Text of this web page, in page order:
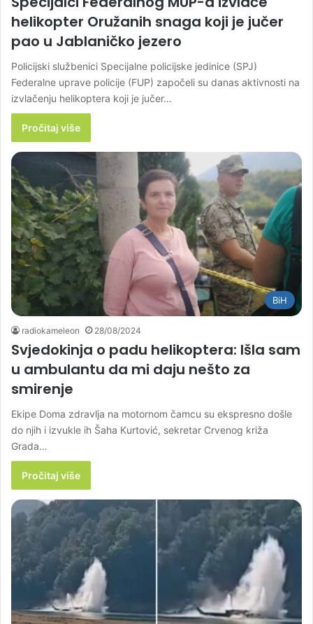
helikopter Oružanih snaga koji je jučer
pao u Jablaničko jezero
Policijski službenici Specijalne policijske jedinice (SPJ)
Federalne uprave policije (FUP) započeli su danas aktivnosti na
izvlačenju helikoptera koji je jučer…
Pročitaj više
BiH
radiokameleon 28/08/2024
Svjedokinja o padu helikoptera: Išla sam
u ambulantu da mi daju nešto za
smirenje
Ekipe Doma zdravlja na motornom čamcu su ekspresno došle
do njih i izvukle ih Šaha Kurtović, sekretar Crvenog križa
Grada…
Pročitaj više